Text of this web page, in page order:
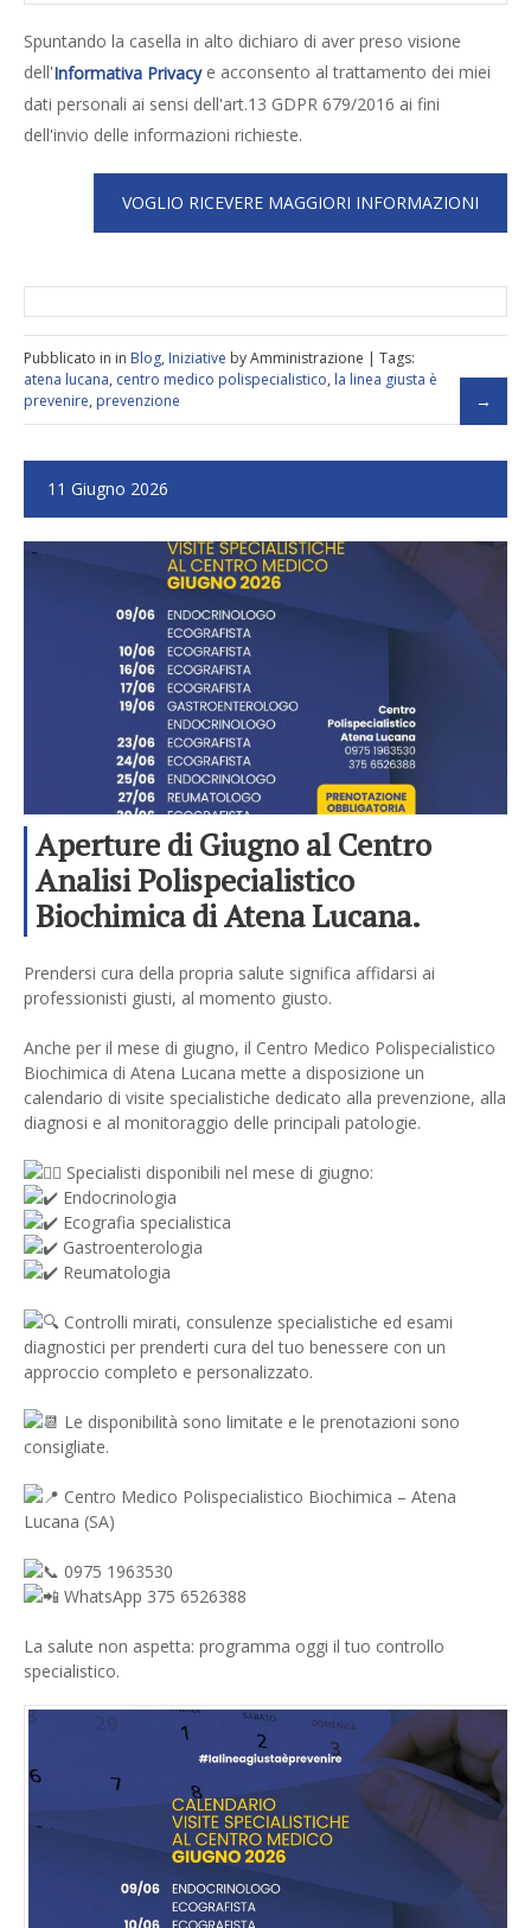
Spuntando la casella in alto dichiaro di aver preso visione
dell'Informativa Privacye acconsento al trattamento dei miei
dati personali ai sensi dell'art.13 GDPR 679/2016 ai fini
dell'invio delle informazioni richieste.
Pubblicato in in Blog, Iniziative by Amministrazione | Tags:
atena lucana, centro medico polispecialistico, la linea giusta è
prevenire, prevenzione
11 Giugno 2026
Aperture di Giugno al Centro
Analisi Polispecialistico
Biochimica di Atena Lucana.
Prendersi cura della propria salute significa affidarsi ai
professionisti giusti, al momento giusto.
Anche per il mese di giugno, il Centro Medico Polispecialistico
Biochimica di Atena Lucana mette a disposizione un
calendario di visite specialistiche dedicato alla prevenzione, alla
diagnosi e al monitoraggio delle principali patologie.
Specialisti disponibili nel mese di giugno:
Endocrinologia
Ecografia specialistica
Gastroenterologia
Reumatologia
Controlli mirati, consulenze specialistiche ed esami
diagnostici per prenderti cura del tuo benessere con un
approccio completo e personalizzato.
Le disponibilità sono limitate e le prenotazioni sono
consigliate.
Centro Medico Polispecialistico Biochimica – Atena
Lucana (SA)
0975 1963530
WhatsApp 375 6526388
La salute non aspetta: programma oggi il tuo controllo
specialistico.